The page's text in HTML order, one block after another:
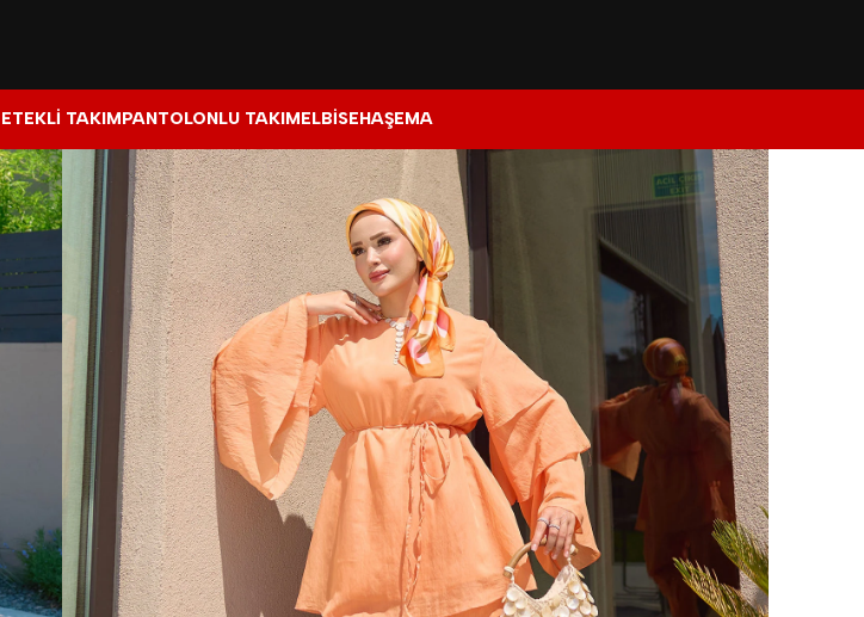
ETEKLİ TAKIMPANTOLONLU TAKIMELBİSEHAŞEMA